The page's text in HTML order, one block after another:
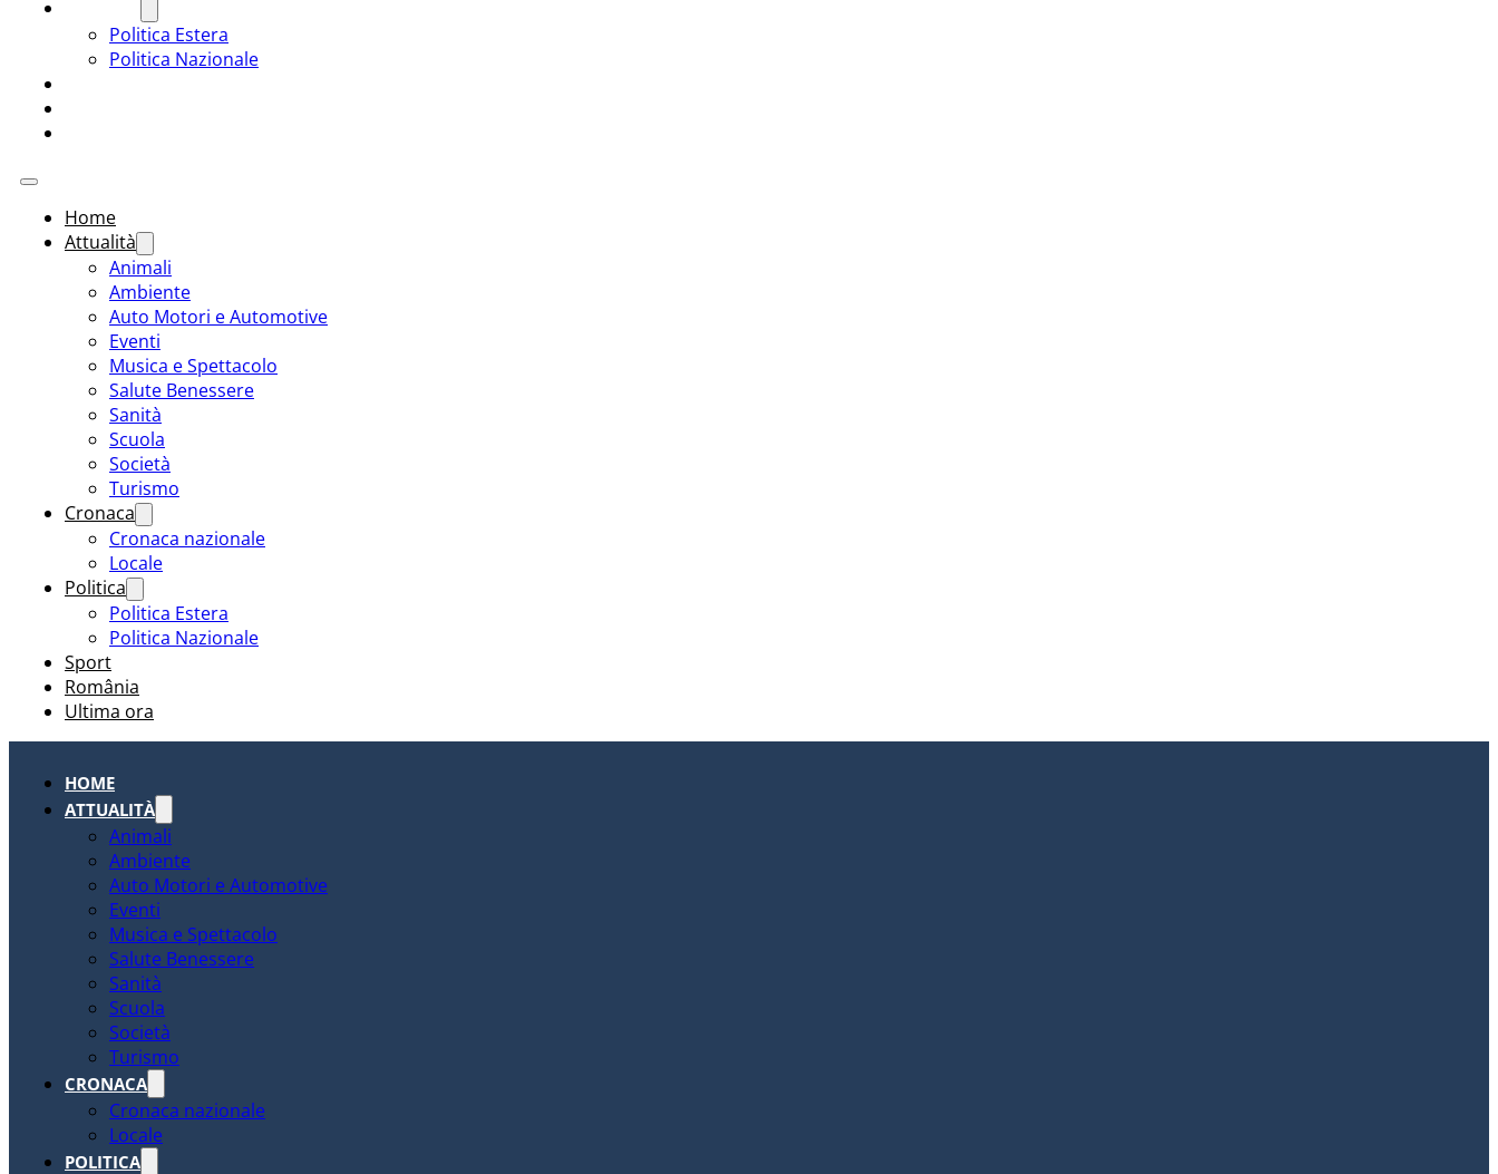
Politica Estera
Politica Nazionale
Home
Attualità
Animali
Ambiente
Auto Motori e Automotive
Eventi
Musica e Spettacolo
Salute Benessere
Sanità
Scuola
Società
Turismo
Cronaca
Cronaca nazionale
Locale
Politica
Politica Estera
Politica Nazionale
Sport
România
Ultima ora
HOME
ATTUALITÀ
Animali
Ambiente
Auto Motori e Automotive
Eventi
Musica e Spettacolo
Salute Benessere
Sanità
Scuola
Società
Turismo
CRONACA
Cronaca nazionale
Locale
POLITICA